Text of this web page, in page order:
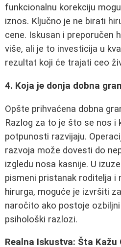
funkcionalnu korekciju
iznos. Ključno je ne birati
cene. Iskusan i preporučen
više, ali je to investicija u
rezultat koji će trajati ceo
4. Koja je donja dobna
Opšte prihvaćena dobna
Razlog za to je što se nos i
potpunosti razvijaju.
razvoja može dovesti do
izgledu nosa kasnije. U
pismeni pristanak roditelja i
hirurga, moguće je izvršiti
naročito ako postoje
psihološki razlozi.
Realna Iskustva: Šta Kažu